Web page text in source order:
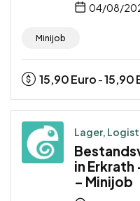
04/08/
Minijob
15,90Euro -15,90
Lager,
in
– Minijob